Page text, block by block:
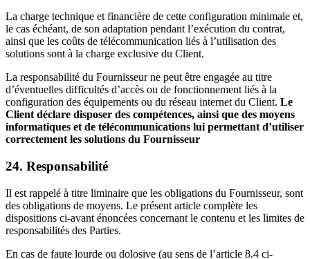
La charge technique et financière de cette configuration minimale et,
le cas échéant, de son adaptation pendant l’exécution du contrat,
ainsi que les coûts de télécommunication liés à l’utilisation des
solutions sont à la charge exclusive du Client.
La responsabilité du Fournisseur ne peut être engagée au titre
d’éventuelles difficultés d’accès ou de fonctionnement liés à la
configuration des équipements ou du réseau internet du Client. Le
Client déclare disposer des compétences, ainsi que des moyens
informatiques et de télécommunications lui permettant d’utiliser
correctement les solutions du Fournisseur
24. Responsabilité
Il est rappelé à titre liminaire que les obligations du Fournisseur, sont
des obligations de moyens. Le présent article complète les
dispositions ci-avant énoncées concernant le contenu et les limites de
responsabilités des Parties.
En cas de faute lourde ou dolosive (au sens de l’article 8.4 ci-